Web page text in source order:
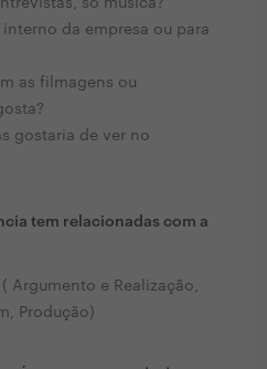
só música?
da empresa ou para
as filmagens ou
gostaria de ver no
tem relacionadas com a
Argumento e Realização,
Produção)